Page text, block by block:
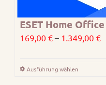
ESET Home
169,00€– 1.349,00€
Ausführung wählen